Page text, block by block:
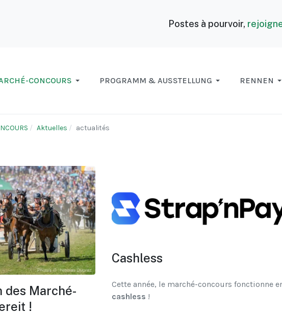
Postes à pourvoir,
CONCOURS PROGRAMM & AUSSTELLUNG RENNEN
Aktuelles actualités
des Marché-
!
Cashless
Cette année, le marché-concours fonctionne
cashless !